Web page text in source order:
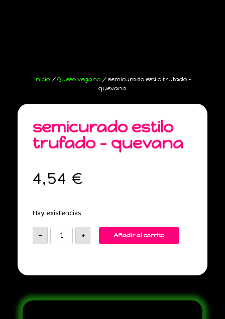
Inicio/ Queso vegano/ semicurado estilo trufado –
quevana
semicurado estilo
trufado – quevana
4,54 €
Hay existencias
- + Añadir al carrito